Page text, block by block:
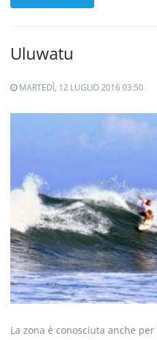
Uluwatu
MARTEDÌ, 12 LUGLIO 2016 03:50
La zona è conosciuta anche